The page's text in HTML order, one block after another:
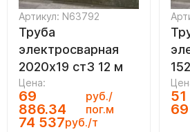
Артикул: N63792
Труба
электросварная
2020х19 ст3 12 м
Цена:
69
886.34
руб./
пог.м
74 537руб./т